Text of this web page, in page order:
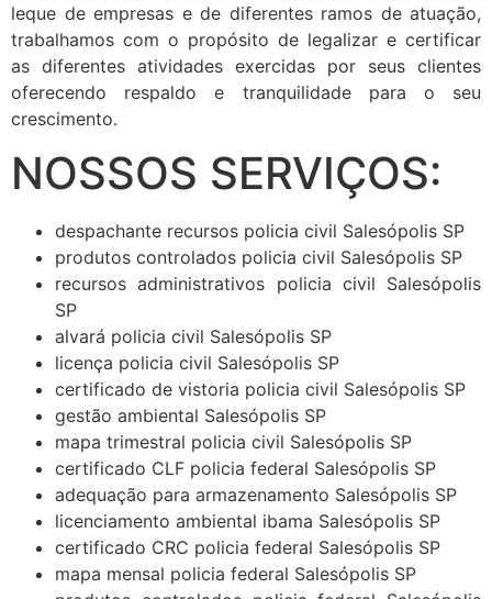
leque de empresas e de diferentes ramos de atuação,
trabalhamos com o propósito de legalizar e certificar
as diferentes atividades exercidas por seus clientes
oferecendo respaldo e tranquilidade para o seu
crescimento.
NOSSOS SERVIÇOS:
despachante recursos policia civil Salesópolis SP
produtos controlados policia civil Salesópolis SP
recursos administrativos policia civil Salesópolis
SP
alvará policia civil Salesópolis SP
licença policia civil Salesópolis SP
certificado de vistoria policia civil Salesópolis SP
gestão ambiental Salesópolis SP
mapa trimestral policia civil Salesópolis SP
certificado CLF policia federal Salesópolis SP
adequação para armazenamento Salesópolis SP
licenciamento ambiental ibama Salesópolis SP
certificado CRC policia federal Salesópolis SP
mapa mensal policia federal Salesópolis SP